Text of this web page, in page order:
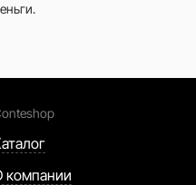
компании